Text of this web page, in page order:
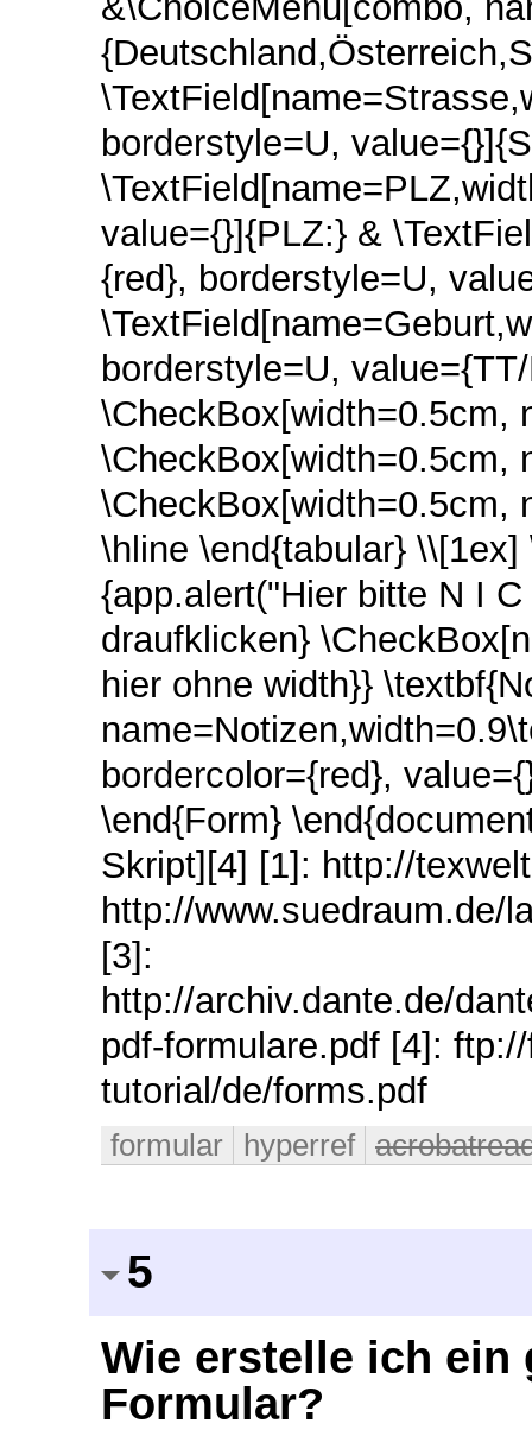
borderstyle=U,
value={}]{PLZ:} &
{red}, borderstyle=U,
borderstyle=U,
\CheckBox[width=0.5cm,
\CheckBox[width=0.5cm,
\CheckBox[width=0.5cm,
\hline \end{tabular}
{app.alert("Hier bitte N I
draufklicken}
hier ohne width}}
bordercolor={red},
\end{Form}
Skript][4] [1]: http://
http://www.suedraum.de/
[3]:
http://archiv.dante.de/
pdf-formulare.pdf [4]:
tutorial/de/forms.pdf
formular hyperref
5
Wie erstelle ich ein
Formular?